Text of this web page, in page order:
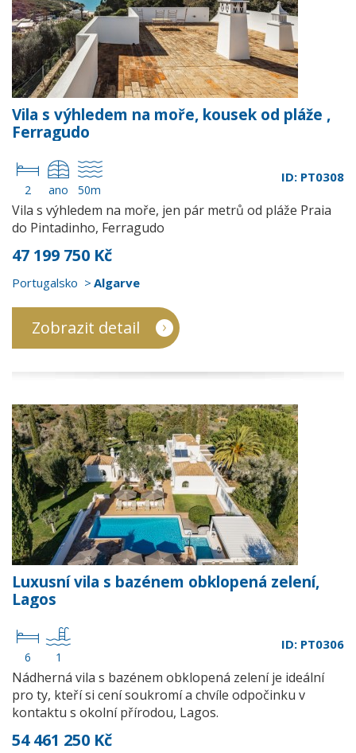
Vila s výhledem na moře, kousek od pláže ,
Ferragudo
2 ano 50m
ID: PT0308
Vila s výhledem na moře, jen pár metrů od pláže Praia
do Pintadinho, Ferragudo
47 199 750 Kč
Portugalsko Algarve
Zobrazit detail
Luxusní vila s bazénem obklopená zelení,
Lagos
6 1
ID: PT0306
Nádherná vila s bazénem obklopená zelení je ideální
pro ty, kteří si cení soukromí a chvíle odpočinku v
kontaktu s okolní přírodou, Lagos.
54 461 250 Kč